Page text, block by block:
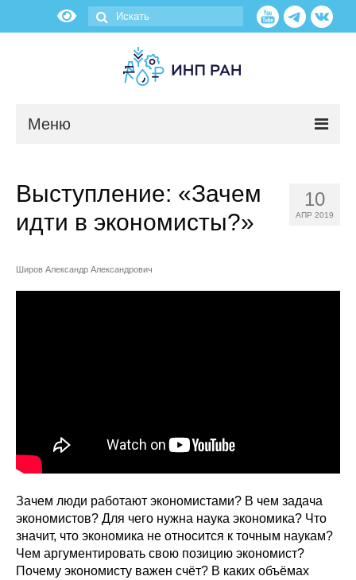
Меню
Противодействие коррупции
Материалы для СМИ
Публикации
Научная жизнь
10
АПР 2019
Выступление: «Зачем
идти в экономисты?»
Широв Александр Александрович
Зачем люди работают экономистами? В чем задача
экономистов? Для чего нужна наука экономика? Что
значит, что экономика не относится к точным наукам?
Чем аргументировать свою позицию экономист?
Почему экономисту важен счёт? В каких объёмах